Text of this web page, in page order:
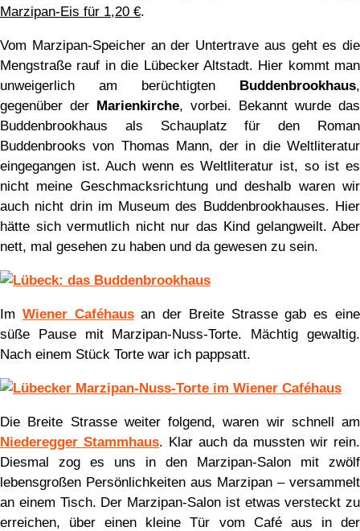
Marzipan-Eis für 1,20 €.
Vom Marzipan-Speicher an der Untertrave aus geht es die
Mengstraße rauf in die Lübecker Altstadt. Hier kommt man
unweigerlich am berüchtigten Buddenbrookhaus,
gegenüber der Marienkirche, vorbei. Bekannt wurde das
Buddenbrookhaus als Schauplatz für den Roman
Buddenbrooks von Thomas Mann, der in die Weltliteratur
eingegangen ist. Auch wenn es Weltliteratur ist, so ist es
nicht meine Geschmacksrichtung und deshalb waren wir
auch nicht drin im Museum des Buddenbrookhauses. Hier
hätte sich vermutlich nicht nur das Kind gelangweilt. Aber
nett, mal gesehen zu haben und da gewesen zu sein.
Im Wiener Caféhausan der Breite Strasse gab es eine
süße Pause mit Marzipan-Nuss-Torte. Mächtig gewaltig.
Nach einem Stück Torte war ich pappsatt.
Die Breite Strasse weiter folgend, waren wir schnell am
Niederegger Stammhaus. Klar auch da mussten wir rein.
Diesmal zog es uns in den Marzipan-Salon mit zwölf
lebensgroßen Persönlichkeiten aus Marzipan – versammelt
an einem Tisch. Der Marzipan-Salon ist etwas versteckt zu
erreichen, über einen kleine Tür vom Café aus in der